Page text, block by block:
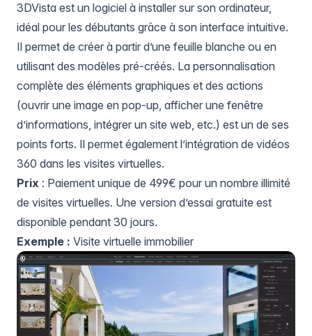
3DVista est un logiciel à installer sur son ordinateur,
idéal pour les débutants grâce à son interface intuitive.
Il permet de créer à partir d’une feuille blanche ou en
utilisant des modèles pré-créés. La personnalisation
complète des éléments graphiques et des actions
(ouvrir une image en pop-up, afficher une fenêtre
d’informations, intégrer un site web, etc.) est un de ses
points forts. Il permet également l’intégration de vidéos
360 dans les visites virtuelles.
Prix : Paiement unique de 499€ pour un nombre illimité
de visites virtuelles. Une version d’essai gratuite est
disponible pendant 30 jours.
Exemple : Visite virtuelle immobilier